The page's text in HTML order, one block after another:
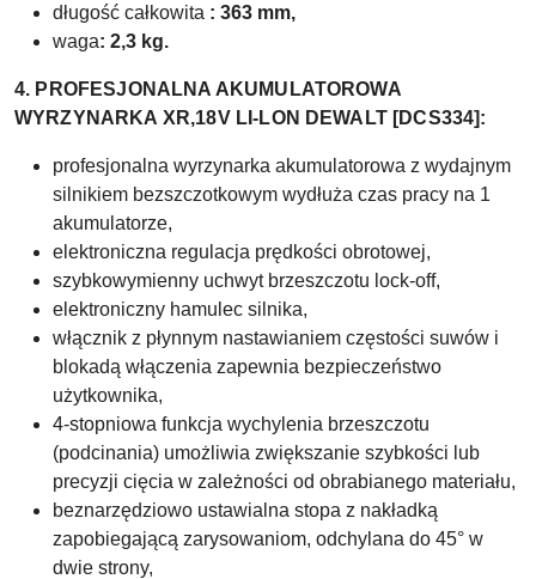
długość całkowita : 363 mm,
waga: 2,3 kg.
4. PROFESJONALNA AKUMULATOROWA
WYRZYNARKA XR,18V LI-LON DEWALT [DCS334]:
profesjonalna wyrzynarka akumulatorowa z wydajnym
silnikiem bezszczotkowym wydłuża czas pracy na 1
akumulatorze,
elektroniczna regulacja prędkości obrotowej,
szybkowymienny uchwyt brzeszczotu lock-off,
elektroniczny hamulec silnika,
włącznik z płynnym nastawianiem częstości suwów i
blokadą włączenia zapewnia bezpieczeństwo
użytkownika,
4-stopniowa funkcja wychylenia brzeszczotu
(podcinania) umożliwia zwiększanie szybkości lub
precyzji cięcia w zależności od obrabianego materiału,
beznarzędziowo ustawialna stopa z nakładką
zapobiegającą zarysowaniom, odchylana do 45° w
dwie strony,